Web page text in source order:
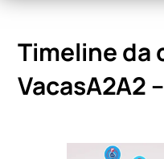
Timeline da
VacasA2A2